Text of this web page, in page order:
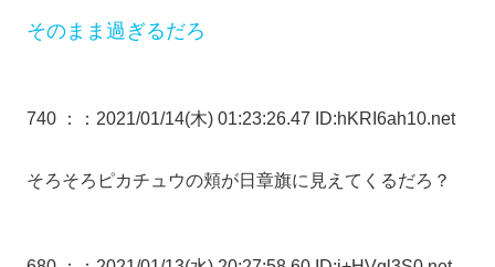
そのまま過ぎるだろ
740 ： ：2021/01/14(木) 01:23:26.47 ID:hKRI6ah10.net
そろそろピカチュウの頬が日章旗に見えてくるだろ？